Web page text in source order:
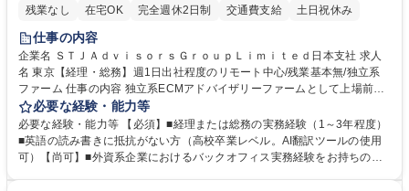
残業なし 在宅OK 完全週休2日制 交通費支給 土日祝休み
仕事の内容
企業名 ＳＴＪＡｄｖｉｓｏｒｓＧｒｏｕｐＬｉｍｉｔｅｄ日本支社 求人
名 東京【経理・総務】週1日出社程度のリモート中心/残業基本無/独立系
ファーム 仕事の内容 独立系ECMアドバイザリーファームとして上場前後
の資本市場戦略を設計する当社にて経理・総務をお任せします。基礎的な
バックオフィス業務からスタートし組織を支える専任担当として広く活躍
できる環境です。 ■日常経理、月次および年次決算サポート業務 ■本国
（グローバル）との英文メール対応（AI翻訳ツール等を使用しての対応で
必要な経験・能力等
必要な経験・能力等 【必須】■経理または総務の実務経験（1～3年程度）
■英語の読み書きに抵抗がない方（高校卒業レベル。AI翻訳ツールの使用
可）【尚可】■外資系企業におけるバックオフィス実務経験をお持ちの方